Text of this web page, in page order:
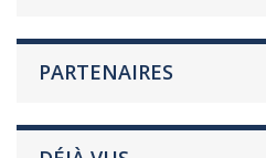
PARTENAIRES